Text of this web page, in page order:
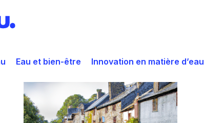
Eau et bien-être Innovation en matière d’eau